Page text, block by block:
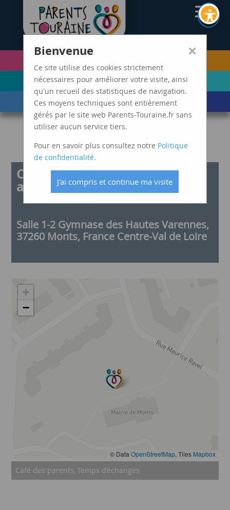
PETITE ENFANCE
(0-5 ANS)
ENFANCE
(6-11 ANS)
ADOLESCENCE ET
JEUNES ADULTES
LES ÉVÈNEMENTS
DE VIE MARDIS SPAGHETTI
Café discussion : équilibre
alimentaire chez l’enfant
Salle 1-2 Gymnase des Hautes Varennes,
37260 Monts, France Centre-Val de Loire
+
−
© Data OpenStreetMap, Tiles Mapbox
Café des parents Temps d’échanges
×
Bienvenue
Ce site utilise des cookies strictement
nécessaires pour améliorer votre visite, ainsi
qu'un recueil des statistiques de navigation.
Ces moyens techniques sont entièrement
gérés par le site web Parents-Touraine.fr sans
utiliser aucun service tiers.
Pour en savoir plus consultez notre Politique
de confidentialité.
J'ai compris et continue ma visite